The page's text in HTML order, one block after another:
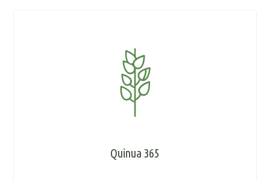
Quinua 365